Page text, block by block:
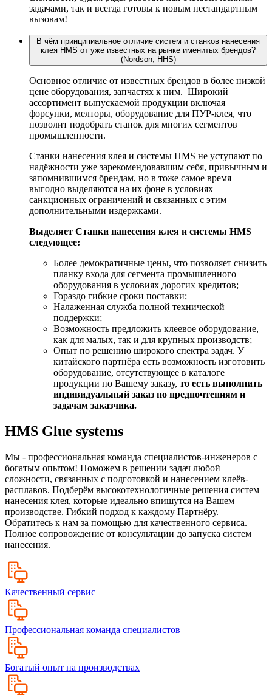
задачами, так и всегда готовы к новым нестандартным
вызовам!
В чём принципиальное отличие систем и станков нанесения
клея HMS от уже известных на рынке именитых брендов?
(Nordson, HHS)
Основное отличие от известных брендов в более низкой
цене оборудования, запчастях к ним. Широкий
ассортимент выпускаемой продукции включая
форсунки, мелторы, оборудование для ПУР-клея, что
позволит подобрать станок для многих сегментов
промышленности.
Станки нанесения клея и системы HMS не уступают по
надёжности уже зарекомендовавшим себя, привычным и
запомнившимся брендам, но в тоже самое время
выгодно выделяются на их фоне в условиях
санкционных ограничений и связанных с этим
дополнительными издержками.
Выделяет Станки нанесения клея и системы HMS
следующее:
Более демократичные цены, что позволяет снизить
планку входа для сегмента промышленного
оборудования в условиях дорогих кредитов;
Гораздо гибкие сроки поставки;
Налаженная служба полной технической
поддержки;
Возможность предложить клеевое оборудование,
как для малых, так и для крупных производств;
Опыт по решению широкого спектра задач. У
китайского партнёра есть возможность изготовить
оборудование, отсутствующее в каталоге
продукции по Вашему заказу, то есть выполнить
индивидуальный заказ по предпочтениям и
задачам заказчика.
HMS Glue systems
Мы - профессиональная команда специалистов-инженеров с
богатым опытом! Поможем в решении задач любой
сложности, связанных с подготовкой и нанесением клеёв-
расплавов. Подберём высокотехнологичные решения систем
нанесения клея, которые идеально впишутся на Вашем
производстве. Гибкий подход к каждому Партнёру.
Обратитесь к нам за помощью для качественного сервиса.
Полное сопровождение от консультации до запуска систем
нанесения.
Качественный сервис
Профессиональная команда специалистов
Богатый опыт на производствах